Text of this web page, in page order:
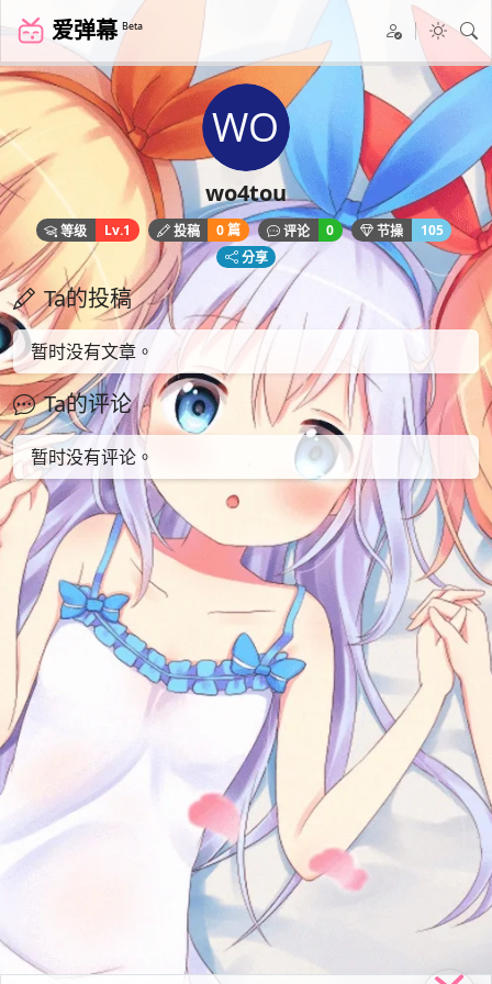
爱弹幕 Beta
wo4tou
等级 Lv.1 投稿 0 篇 评论 0 节操
105
分享
Ta的投稿
暂时没有文章。
Ta的评论
暂时没有评论。